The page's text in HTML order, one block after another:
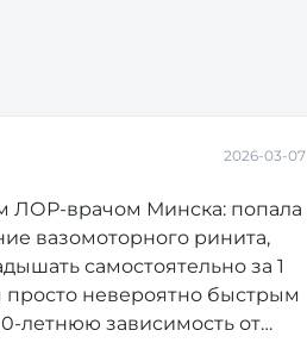
2026-03-07
ЛОР-врачом Минска: попала
вазомоторного ринита,
самостоятельно за 1
просто невероятно быстрым
летнюю зависимость от